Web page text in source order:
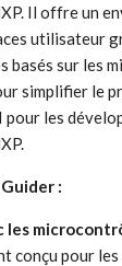
Il offre un
utilisateur
basés sur les
simplifier le
pour les
:
conçu pour